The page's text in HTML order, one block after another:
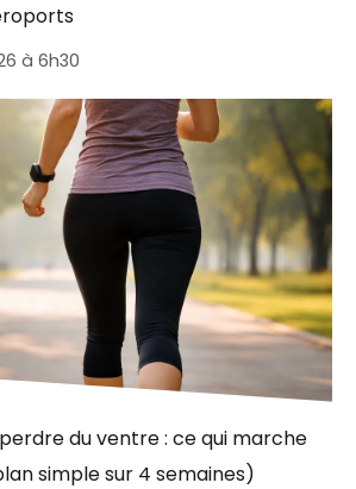
à 6h30
du ventre : ce qui marche
simple sur 4 semaines)